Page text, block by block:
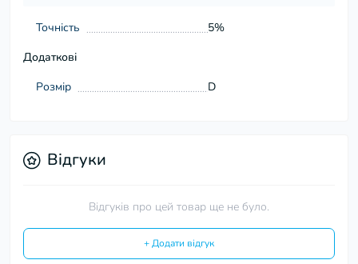
Точність
5%
Додаткові
Розмір
D
Відгуки
Відгуків про цей товар ще не було.
+ Додати відгук